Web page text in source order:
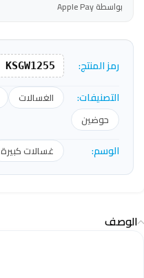
بواسطة Apple Pay
رمز المنتج: KSGW1255
التصنيفات: الغسالات
حوضين
الوسم: غسالات كبيرة
الوصف